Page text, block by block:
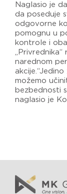
Naglasio je
da poseduje
odgovorne
pomognu u
kontrole i
narednom
možemo
bezbednosti
naglasio je